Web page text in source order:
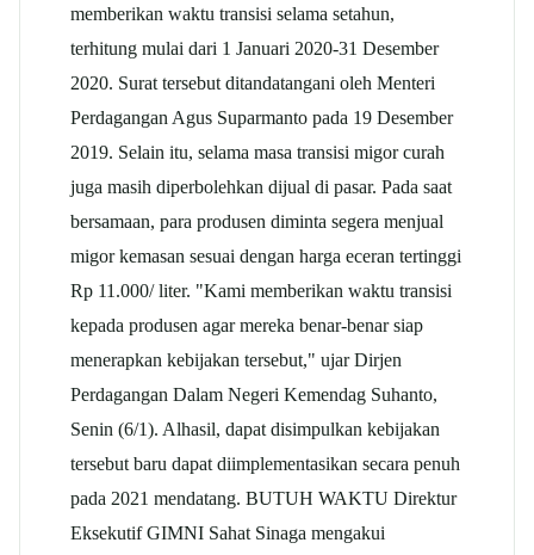
memberikan waktu transisi selama setahun,
terhitung mulai dari 1 Januari 2020-31 Desember
2020. Surat tersebut ditandatangani oleh Menteri
Perdagangan Agus Suparmanto pada 19 Desember
2019. Selain itu, selama masa transisi migor curah
juga masih diperbolehkan dijual di pasar. Pada saat
bersamaan, para produsen diminta segera menjual
migor kemasan sesuai dengan harga eceran tertinggi
Rp 11.000/ liter. "Kami memberikan waktu transisi
kepada produsen agar mereka benar-benar siap
menerapkan kebijakan tersebut," ujar Dirjen
Perdagangan Dalam Negeri Kemendag Suhanto,
Senin (6/1). Alhasil, dapat disimpulkan kebijakan
tersebut baru dapat diimplementasikan secara penuh
pada 2021 mendatang. BUTUH WAKTU Direktur
Eksekutif GIMNI Sahat Sinaga mengakui